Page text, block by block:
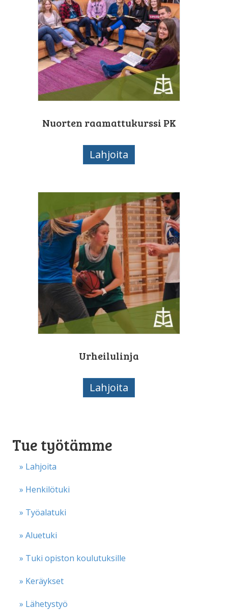
Nuorten raamattukurssi PK
Lahjoita
Urheilulinja
Lahjoita
Tue työtämme
» Lahjoita
» Henkilötuki
» Työalatuki
» Aluetuki
» Tuki opiston koulutuksille
» Keräykset
» Lähetystyö